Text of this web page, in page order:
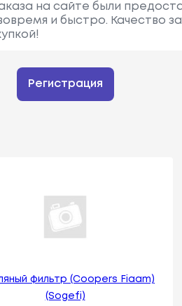
на сайте были
и быстро. Качество
Регистрация
фильтр (Coopers Fiaam)
(Sogefi)